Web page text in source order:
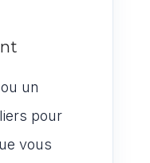
un
pour
vous